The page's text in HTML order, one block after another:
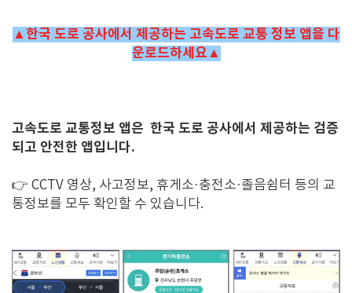
▲한국 도로 공사에서 제공하는 고속도로 교통 정보 앱을 다
운로드하세요▲
고속도로 교통정보 앱은 한국 도로 공사에서 제공하는 검증
되고 안전한 앱입니다.
👉 CCTV 영상, 사고정보, 휴게소·충전소·졸음쉼터 등의 교
통정보를 모두 확인할 수 있습니다.